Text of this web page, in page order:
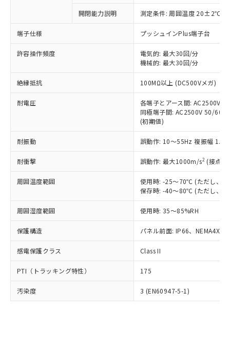
開閉能力説明 測定条件: 周囲温度 20±2℃、
端子仕様 プッシュインPlus端子台
許容操作頻度
電気的: 最大30回/分
機械的: 最大30回/分
絶縁抵抗 100MΩ以上 (DC500Vメガ)
耐電圧
各端子とアース間: AC2500V
同極端子間: AC2500V 50/
(初期値)
耐振動 誤動作: 10～55Hz 複振幅
耐衝撃 誤動作: 最大1000m/s2 (接点
周囲温度範囲
使用時: -25～70℃ (ただし、氷
保存時: -40～80℃ (ただし、氷
周囲湿度範囲 使用時: 35～85%RH
保護構造 パネル前面: IP66、NEMA4X,
感電保護クラス Class II
PTI（トラッキング特性） 175
汚染度 3 (EN60947-5-1)
以下の条件をお読みいただき、同意のうえ
ご利用ください。
本サービスは、当社制御機器事業取扱
商品の当社在庫状況および標準価格
当社制御機器事業取扱商品の中には、
本サービスの対象外となる商品もある
ことをご了承ください。
在庫状況および標準価格照会結果は、
記載している更新日時点での社内デー
タに基づき作成されるものであり、閲
覧された時点での実際の在庫および標
準価格とは異なる場合があることをご
正式な納期状況および標準価格はお客
様のお取引先、またはお客様担当のオ
ムロン制御機器販売店・当社販売員に
オムロン制御機器販売店や当社販売拠
販売ネットワーク
」をご確認
ください。
在庫状況および標準価格結果を当社の
事前の承諾なく第三者に漏洩または開
マイパーツ機能（部品リスト作成サー
対応予定なし：EU RoHS指令（10物質）の
非含有に非対応の商品で、対応品を出す予
定はありません。
調査・確認中：EU RoHS指令（10物質）の
非含有の対応状況を調査中または確認中の
非該当品：ライセンス料など無形物で、有
害物質有無と関係のない商品です。
いたものが、含有品と判明した場合などや
むを得ず変更することがあります。
六価クロム(Cr(Ⅵ)) 1000ppm以下、ポリ臭化ビフェニル
類(PBB) 1000ppm以下、ポリ臭化ジフェニルエーテル類
(PBDE) 1000ppm以下、フタル酸ビス(2-エチルヘキシ
ル) (DEHP)(別名：DOP) 1000ppm以下、フタル酸ブチ
ルベンジル（BBP） 1000ppm以下、フタル酸ジブチル
（DBP） 1000ppm以下、フタル酸ジイソブチル
(DIBP) 1000ppm以下
フタル酸エステル類の４物質については閾値を超える意
図的な使用がないことを確認しています。
※2 対応予定月
部品在庫の切り替え状況などにより、予定
月が前後することがあります。
※1 中国RoHS○×表
「○」：最大均質材料含有率が中国RoHSの
基準値以下であることを示します。
「×」：最大均質材料含有率が中国RoHSの
基準値を超えていることを示します。
「－」：未確認です。当社販売部門へお問
*中国RoHS10物質の基準値 (GB/T26572)：
Pb(鉛) :1000ppm、 Hg(水銀) : 1000ppm、 Cd(カドミウ
Cr(Ⅵ)(六価クロム) : 1000ppm、 PBBs(ポリ臭化ビフェ
ニル類) : 1000ppm、 PBDEs(ポリ臭化ジフェニルエーテ
DBP(フタル酸ジブチル) : 1000ppm、 DIBP(フタル酸ジ
イソブチル) : 1000ppm、 BBP(フタル酸ブチルベンジ
ル) : 1000ppm、
DEHP(フタル酸ビス(2-エチルヘキシル)) : 1000ppm
※2 環境保護使用期限
「ｅ」：有害物質（10物質）のすべてが基
準値以下であることを示します。
「10」：通常の使用状況下において有害物
質が外部に漏えいし、環境に深刻な影響を
当社は、これら貴社製品のうち、外国
為替および外国貿易法に定める商品
（以下｢規制貨物等」という）を輸出
または国外への提供する場合は、日本
国政府の輸出許可(または役務取引許
可)を取得するなどの必要な手続きを
当社は規制貨物を破棄する場合は、完
全に破砕するなど、違法に輸出されな
いよう必要な手段を講じます。
ル、化学兵器、生物兵器またはその他
武器並びにこれらの製造装置等に一切
使用いたしません。
当社は、貴社製品を第三者に販売する
場合は、上記1、2および3の内容を当
該第三者に通知します。また当社は、
販売先および販売に係わる関係者が違
法に輸出するおそれがある場合は、取
○ 一定数以上の在庫あり
一定数には満たないが在庫あり
在庫なし(最新の在庫状況につ
いては、お客様のお取引先、ま
たはお客様担当のオムロン制御
機器販売店・当社販売員にご確
認ください)
受注生産機種、また在庫状況の